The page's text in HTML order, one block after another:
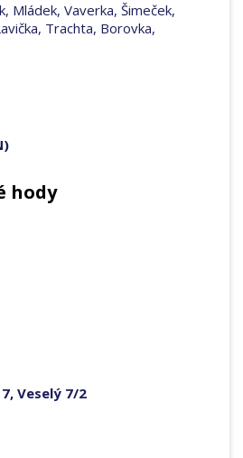
Mládek, Vaverka, Šimeček,
Trachta, Borovka,
hody
Veselý 7/2